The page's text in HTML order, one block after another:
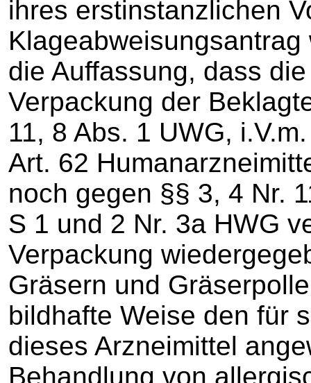
ihres erstinstanzlichen
die Auffassung, dass
Verpackung der
11, 8 Abs. 1 UWG,
Art. 62
noch gegen §§ 3, 4 Nr.
S 1 und 2 Nr. 3a HWG
Verpackung
Gräsern und
bildhafte Weise den für
dieses Arzneimittel
Behandlung von